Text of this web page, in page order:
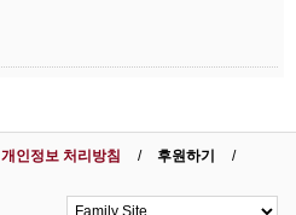
개인정보 처리방침
후원하기